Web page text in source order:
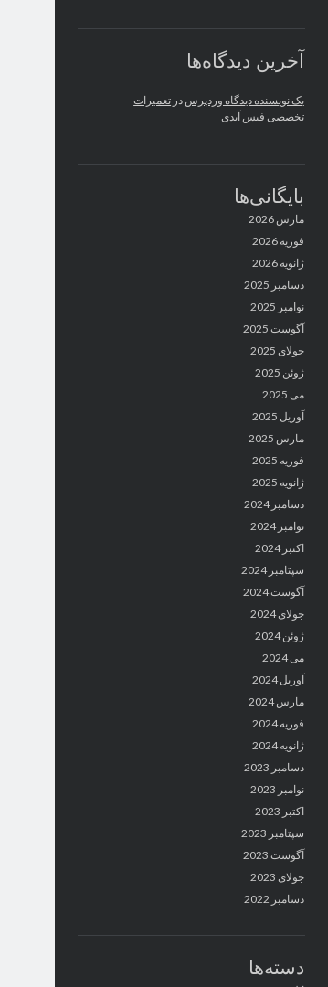
آخرین دیدگاه‌ها
یک نویسنده دیدگاه وردپرس در تعمیرات
تخصصی فیس آیدی
بایگانی‌ها
مارس 2026
فوریه 2026
ژانویه 2026
دسامبر 2025
نوامبر 2025
آگوست 2025
جولای 2025
ژوئن 2025
می 2025
آوریل 2025
مارس 2025
فوریه 2025
ژانویه 2025
دسامبر 2024
نوامبر 2024
اکتبر 2024
سپتامبر 2024
آگوست 2024
جولای 2024
ژوئن 2024
می 2024
آوریل 2024
مارس 2024
فوریه 2024
ژانویه 2024
دسامبر 2023
نوامبر 2023
اکتبر 2023
سپتامبر 2023
آگوست 2023
جولای 2023
دسامبر 2022
دسته‌ها